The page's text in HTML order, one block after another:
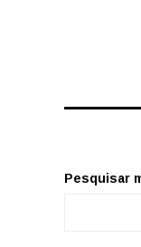
Pesquisar